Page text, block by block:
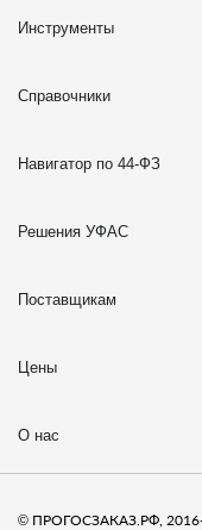
Инструменты
Справочники
Навигатор по 44-ФЗ
Решения УФАС
Поставщикам
Цены
О нас
© ПРОГОСЗАКАЗ.РФ,